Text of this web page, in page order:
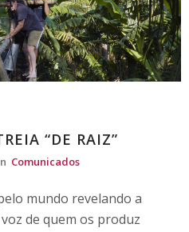
“DE RAIZ”
Comunicados
mundo revelando a
de quem os produz